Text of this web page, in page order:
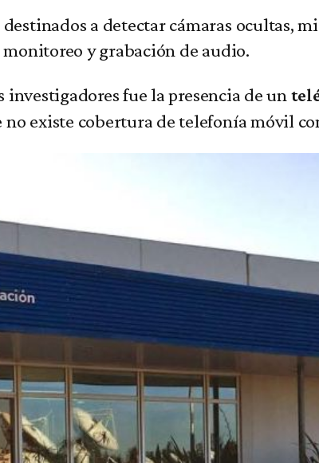
a detectar cámaras ocultas,
y grabación de audio.
fue la presencia de un
existe cobertura de telefonía móvil